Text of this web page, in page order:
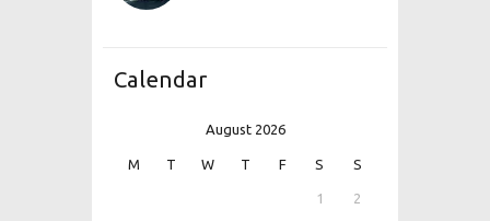
Calendar
August 2026
M T W T F S S
1 2